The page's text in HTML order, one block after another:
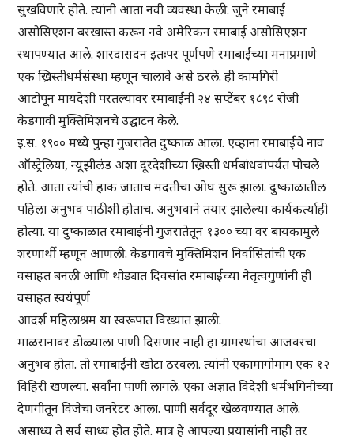
सुखविणारे होते. त्यांनी आता नवी व्यवस्था केली. जुने रमाबाई
असोसिएशन बरखास्त करून नवे अमेरिकन रमाबाई असोसिएशन
स्थापण्यात आले. शारदासदन इतःपर पूर्णपणे रमाबाईंच्या मनाप्रमाणे
एक ख्रिस्तीधर्मसंस्था म्हणून चालावे असे ठरले. ही कामगिरी
आटोपून मायदेशी परतल्यावर रमाबाईंनी २४ सप्टेंबर १८९८ रोजी
केडगावी मुक्तिमिशनचे उद्घाटन केले.
इ.स. १९०० मध्ये पुन्हा गुजरातेत दुष्काळ आला. एव्हाना रमाबाईंचे नाव
ऑस्ट्रेलिया, न्यूझीलंड अशा दूरदेशीच्या ख्रिस्ती धर्मबांधवांपर्यंत पोचले
होते. आता त्यांची हाक जाताच मदतीचा ओघ सुरू झाला. दुष्काळातील
पहिला अनुभव पाठीशी होताच. अनुभवाने तयार झालेल्या कार्यकर्त्याही
होत्या. या दुष्काळात रमाबाईंनी गुजरातेतून १३०० च्या वर बायकामुले
शरणार्थी म्हणून आणली. केडगावचे मुक्तिमिशन निर्वासितांची एक
वसाहत बनली आणि थोड्यात दिवसांत रमाबाईंच्या नेतृत्वगुणांनी ही
वसाहत स्वयंपूर्ण
आदर्श महिलाश्रम या स्वरूपात विख्यात झाली.
माळरानावर डोळ्याला पाणी दिसणार नाही हा ग्रामस्थांचा आजवरचा
अनुभव होता. तो रमाबाईंनी खोटा ठरवला. त्यांनी एकामागोमाग एक १२
विहिरी खणल्या. सर्वांना पाणी लागले. एका अज्ञात विदेशी धर्मभगिनीच्या
देणगीतून विजेचा जनरेटर आला. पाणी सर्वदूर खेळवण्यात आले.
असाध्य ते सर्व साध्य होत होते. मात्र हे आपल्या प्रयासांनी नाही तर